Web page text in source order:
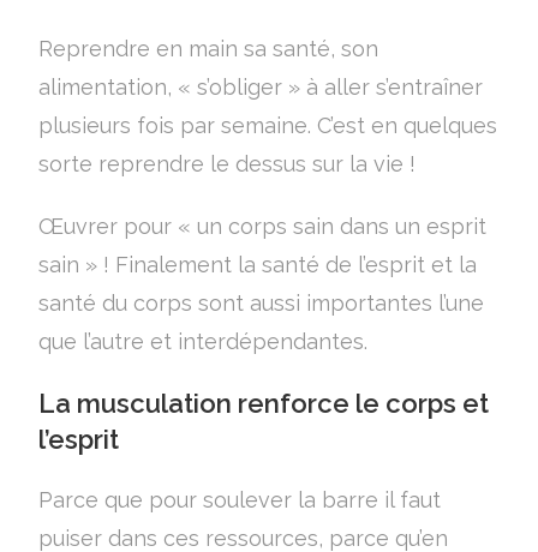
Reprendre en main sa santé, son
alimentation, « s’obliger » à aller s’entraîner
plusieurs fois par semaine. C’est en quelques
sorte reprendre le dessus sur la vie !
Œuvrer pour « un corps sain dans un esprit
sain » ! Finalement la santé de l’esprit et la
santé du corps sont aussi importantes l’une
que l’autre et interdépendantes.
La musculation renforce le corps et
l’esprit
Parce que pour soulever la barre il faut
puiser dans ces ressources, parce qu’en